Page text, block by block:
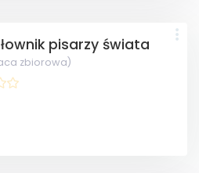
pisarzy świata
zbiorowa)